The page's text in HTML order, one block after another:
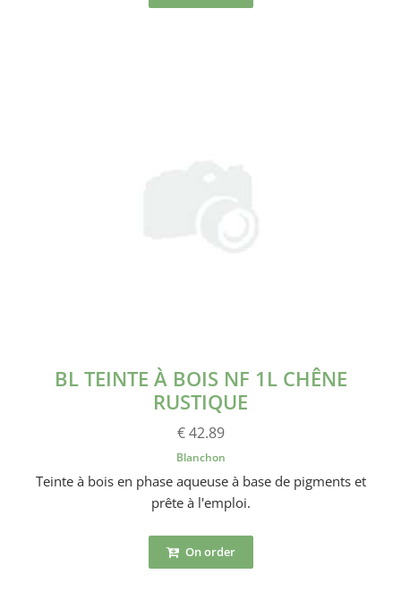
BL TEINTE À BOIS NF 1L CHÊNE
RUSTIQUE
€ 42.89
Blanchon
Teinte à bois en phase aqueuse à base de pigments et
prête à l'emploi.
On order